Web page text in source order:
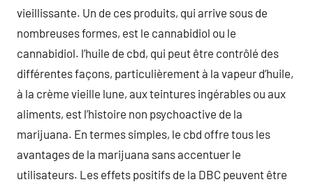
vieillissante. Un de ces produits, qui arrive sous de
nombreuses formes, est le cannabidiol ou le
cannabidiol. l’huile de cbd, qui peut être contrôlé des
différentes façons, particulièrement à la vapeur d’huile,
à la crème vieille lune, aux teintures ingérables ou aux
aliments, est l’histoire non psychoactive de la
marijuana. En termes simples, le cbd offre tous les
avantages de la marijuana sans accentuer le
utilisateurs. Les effets positifs de la DBC peuvent être